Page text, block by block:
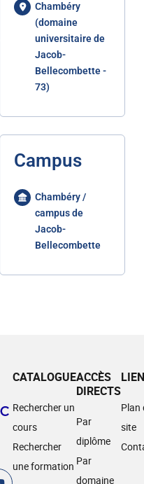
Chambéry
(domaine
universitaire de
Jacob-
Bellecombette -
73)
Campus
Chambéry /
campus de
Jacob-
Bellecombette
CATALOGUE
Rechercher un
cours
Rechercher
une formation
ACCÈS
DIRECTS
Par
diplôme
Par
domaine
Plan
site